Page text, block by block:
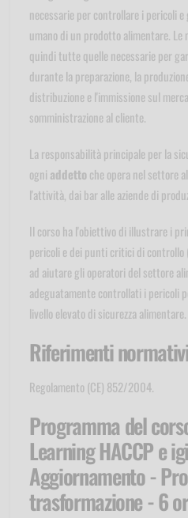
necessarie per controllare i pericoli
umano di un prodotto alimentare. Le
quindi tutte quelle necessarie per
durante la preparazione, la
distribuzione e l'immissione sul
somministrazione al cliente.
La responsabilità principale per la
ogni addetto che opera nel settore
l'attività, dai bar alle aziende di
Il corso ha l'obiettivo di illustrare i
pericoli e dei punti critici di controllo
ad aiutare gli operatori del settore
adeguatamente controllati i pericoli
livello elevato di sicurezza alimentare.
Riferimenti
Regolamento (CE) 852/2004.
Programma del
Learning HACCP e
Aggiornamento -
trasformazione - 6